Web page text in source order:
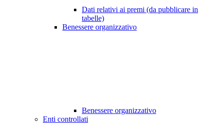
Dati relativi ai premi (da pubblicare in
tabelle)
Benessere organizzativo
Benessere organizzativo
Enti controllati